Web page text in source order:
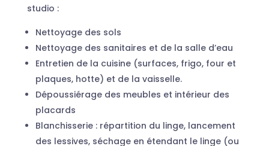
studio :
Nettoyage des sols
Nettoyage des sanitaires et de la salle d’eau
Entretien de la cuisine (surfaces, frigo, four et
plaques, hotte) et de la vaisselle.
Dépoussiérage des meubles et intérieur des
placards
Blanchisserie : répartition du linge, lancement
des lessives, séchage en étendant le linge (ou